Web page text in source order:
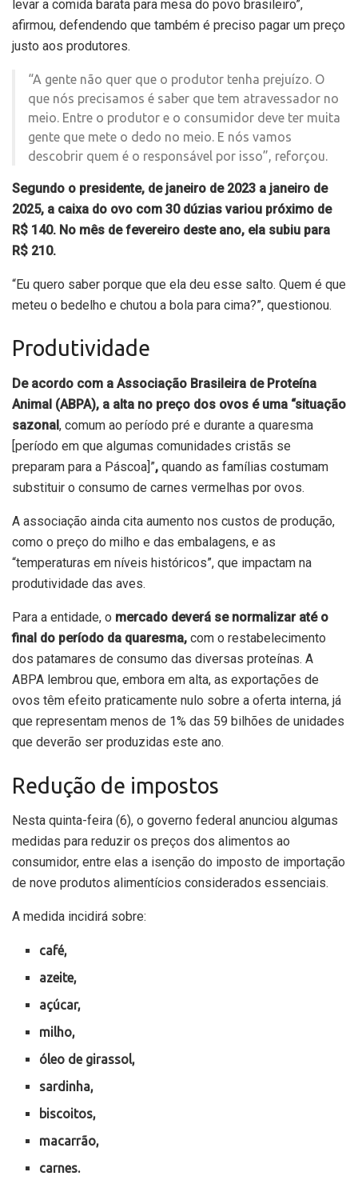
levar a comida barata para mesa do povo brasileiro”,
afirmou, defendendo que também é preciso pagar um preço
justo aos produtores.
“A gente não quer que o produtor tenha prejuízo. O
que nós precisamos é saber que tem atravessador no
meio. Entre o produtor e o consumidor deve ter muita
gente que mete o dedo no meio. E nós vamos
descobrir quem é o responsável por isso”, reforçou.
Segundo o presidente, de janeiro de 2023 a janeiro de
2025, a caixa do ovo com 30 dúzias variou próximo de
R$ 140. No mês de fevereiro deste ano, ela subiu para
R$ 210.
“Eu quero saber porque que ela deu esse salto. Quem é que
meteu o bedelho e chutou a bola para cima?”, questionou.
Produtividade
De acordo com a Associação Brasileira de Proteína
Animal (ABPA), a alta no preço dos ovos é uma “situação
sazonal, comum ao período pré e durante a quaresma
[período em que algumas comunidades cristãs se
preparam para a Páscoa]”, quando as famílias costumam
substituir o consumo de carnes vermelhas por ovos.
A associação ainda cita aumento nos custos de produção,
como o preço do milho e das embalagens, e as
“temperaturas em níveis históricos”, que impactam na
produtividade das aves.
Para a entidade, o mercado deverá se normalizar até o
final do período da quaresma, com o restabelecimento
dos patamares de consumo das diversas proteínas. A
ABPA lembrou que, embora em alta, as exportações de
ovos têm efeito praticamente nulo sobre a oferta interna, já
que representam menos de 1% das 59 bilhões de unidades
que deverão ser produzidas este ano.
Redução de impostos
Nesta quinta-feira (6), o governo federal anunciou algumas
medidas para reduzir os preços dos alimentos ao
consumidor, entre elas a isenção do imposto de importação
de nove produtos alimentícios considerados essenciais.
A medida incidirá sobre:
café,
azeite,
açúcar,
milho,
óleo de girassol,
sardinha,
biscoitos,
macarrão,
carnes.